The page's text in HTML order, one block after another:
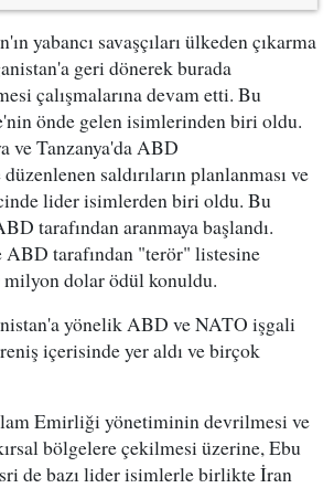
yabancı savaşçıları ülkeden çıkarma
geri dönerek burada
çalışmalarına devam etti. Bu
önde gelen isimlerinden biri oldu.
ve Tanzanya'da ABD
saldırıların planlanması ve
lider isimlerden biri oldu. Bu
tarafından aranmaya başlandı.
ABD tarafından "terör" listesine
milyon dolar ödül konuldu.
yönelik ABD ve NATO işgali
içerisinde yer aldı ve birçok
Emirliği yönetiminin devrilmesi ve
bölgelere çekilmesi üzerine, Ebu
de bazı lider isimlerle birlikte İran